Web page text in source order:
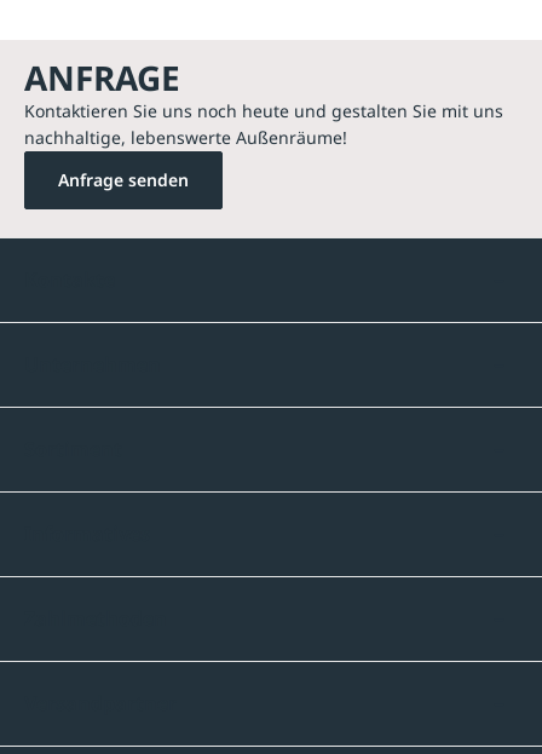
ANFRAGE
Kontaktieren Sie uns noch heute und gestalten Sie mit uns
nachhaltige, lebenswerte Außenräume!
Anfrage senden